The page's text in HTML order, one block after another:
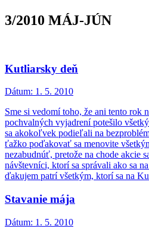
3/2010 MÁJ-JÚN
Kutliarsky deň
Dátum: 1. 5. 2010
Sme si vedomí toho, že ani tento rok
pochvalných vyjadrení potešilo
sa akokoľvek podieľali na
ťažko poďakovať sa menovite
nezabudnúť, pretože na chode akcie
návštevníci, ktorí sa správali ako sa
ďakujem patrí všetkým, ktorí sa na
Stavanie mája
Dátum: 1. 5. 2010